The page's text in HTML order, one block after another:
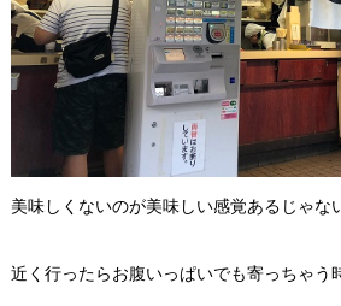
美味しくないのが美味しい感覚あるじゃな
近く行ったらお腹いっぱいでも寄っちゃう